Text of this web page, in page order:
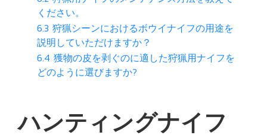
ください。
6.3 狩猟シーンにおけるボウイナイフの用途を
説明していただけますか？
6.4 獲物の皮を剥ぐのに適した狩猟用ナイフを
どのように選びますか?
ハンティングナイフ